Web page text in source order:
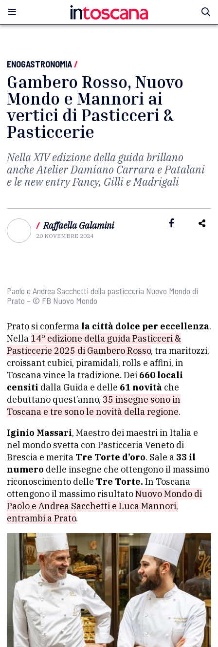
ENOGASTRONOMIA/
Gambero Rosso, Nuovo
Mondo e Mannori ai
vertici di Pasticceri &
Pasticcerie
Nella XIV edizione della guida brillano
anche Atelier Damiano Carrara e Patalani
e le new entry Fancy, Gilli e Madrigali
/ Raffaella Galamini
20 NOVEMBRE 2024
Paolo e Andrea Sacchetti della pasticceria Nuovo Mondo di
Prato – © FB Nuovo Mondo
Prato si conferma la città dolce per eccellenza.
Nella 14° edizione della guida Pasticceri &
Pasticcerie 2025 di Gambero Rosso, tra maritozzi,
croissant cubici, piramidali, rolls e affini, in
Toscana vince la tradizione. Dei 660 locali
censiti dalla Guida e delle 61 novità che
debuttano quest’anno, 35 insegne sono in
Toscana e tre sono le novità della regione.
Iginio Massari, Maestro dei maestri in Italia e
nel mondo svetta con Pasticceria Veneto di
Brescia e merita Tre Torte d’oro. Sale a 33 il
numero delle insegne che ottengono il massimo
riconoscimento delle Tre Torte. In Toscana
ottengono il massimo risultatoNuovo Mondo di
Paolo e Andrea Sacchetti e Luca Mannori,
entrambi a Prato.